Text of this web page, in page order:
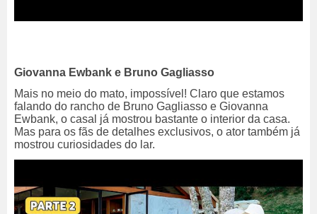
Giovanna Ewbank e Bruno Gagliasso
Mais no meio do mato, impossível! Claro que estamos
falando do rancho de Bruno Gagliasso e Giovanna
Ewbank, o casal já mostrou bastante o interior da casa.
Mas para os fãs de detalhes exclusivos, o ator também já
mostrou curiosidades do lar.